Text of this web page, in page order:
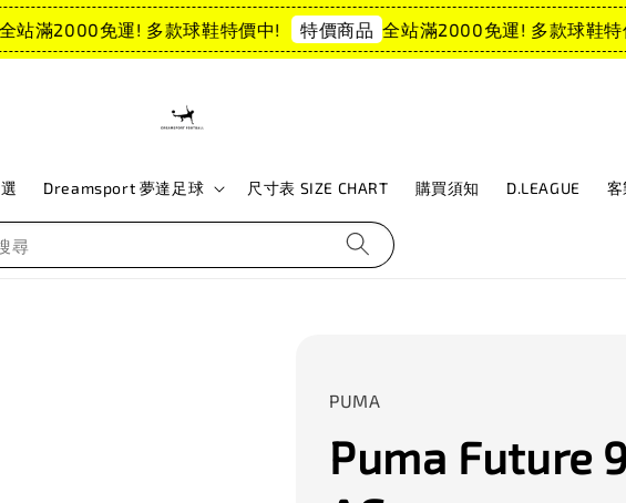
滿2000免運! 多款球鞋特價中! 特價商品 全站滿2000免運! 多款球鞋特價
尋
Dreamsport 夢達足球 尺寸表 SIZE CHART 購買須知 D.LEAGUE
PUMA
Puma Future